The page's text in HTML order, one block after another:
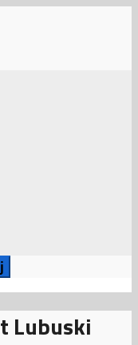
Lubuski